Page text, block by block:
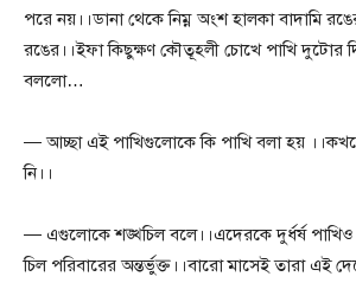
পরে নয়।।ডানা থেকে নিম্ন অংশ হালকা বাদামি
রঙের।।ইফা কিছুক্ষণ কৌতূহলী চোখে পাখি দুটোর
বললো…
— আচ্ছা এই পাখিগুলোকে কি পাখি বলা হয়
নি।।
— এগুলোকে শঙ্খচিল বলে।।এদেরকে দুর্ধর্ষ
চিল পরিবারের অন্তর্ভুক্ত।।বারো মাসেই তারা এই